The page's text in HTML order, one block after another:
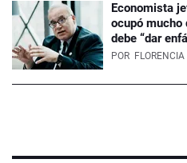
Economista
ocupó mucho
debe “dar
POR